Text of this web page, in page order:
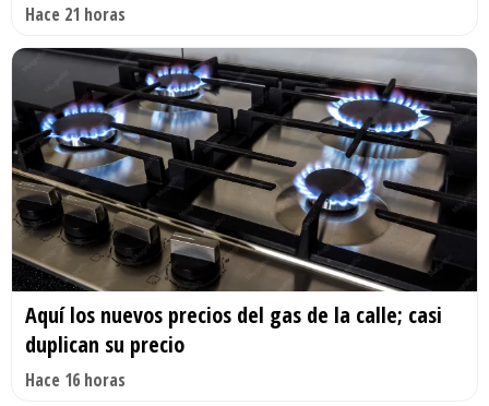
Hace 21 horas
Aquí los nuevos precios del gas de la calle; casi
duplican su precio
Hace 16 horas